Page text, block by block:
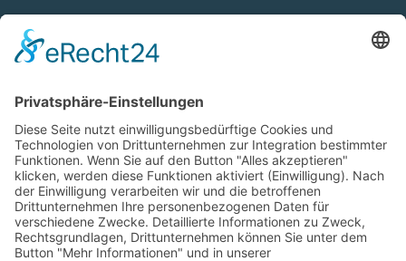
Allgemeine Geschäftsbedingungen
Datenschutzerklärung
Unser Seminarangebot
Seminarreihen
Seminare
Webinare